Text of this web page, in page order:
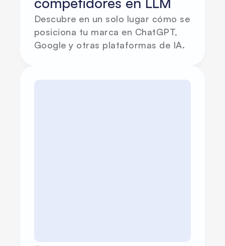
Descubre en un solo lugar cómo se
posiciona tu marca en ChatGPT,
Google y otras plataformas de IA.